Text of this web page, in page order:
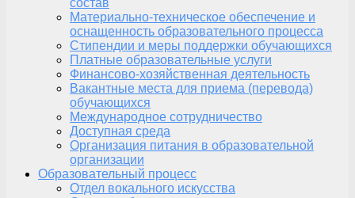
состав
Материально-техническое обеспечение и
оснащенность образовательного процесса
Стипендии и меры поддержки обучающихся
Платные образовательные услуги
Финансово-хозяйственная деятельность
Вакантные места для приема (перевода)
обучающихся
Международное сотрудничество
Доступная среда
Организация питания в образовательной
организации
Образовательный процесс
Отдел вокального искусства